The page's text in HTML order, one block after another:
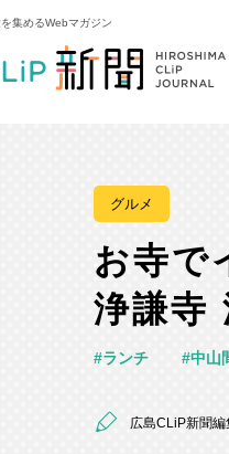
集めるWebマガジン
グルメ
お寺で
浄謙寺
ランチ 中山
広島CLiP新聞編